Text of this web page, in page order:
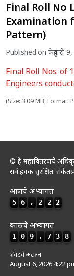
Final Roll No
Examination
Pattern)
Published on फेब्रुवारी
Final Roll Nos. of
Engineers
(Size: 3.09 MB, Format:
© हे महावितरणचे
सर्व हक्क सुरक्षित.
आजचे अभ्यागत
5 6 , 2 2 2
कालचे अभ्यागत
1 0 9 , 7 3 8
शेवटचे अद्यतन
August 6, 2026 4:22